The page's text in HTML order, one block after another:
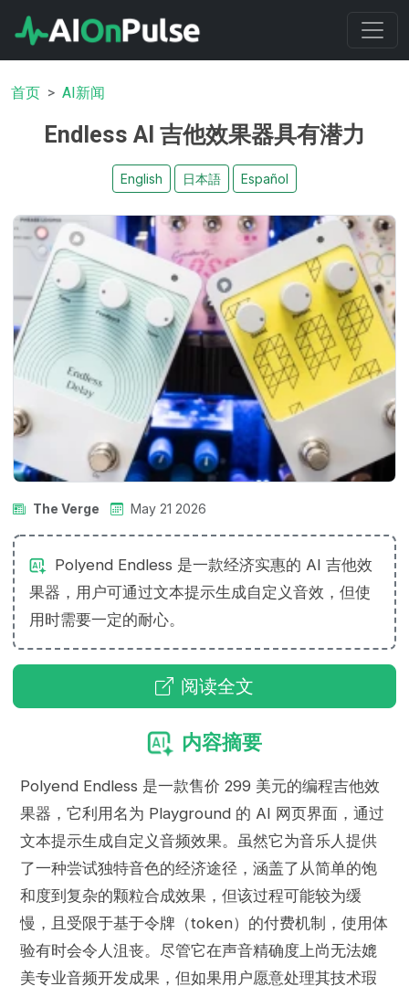
首页 AI新闻
Endless AI 吉他效果器具有潜力
English 日本語 Español
The Verge May 21 2026
Polyend Endless 是一款经济实惠的 AI 吉他效
果器，用户可通过文本提示生成自定义音效，但使
用时需要一定的耐心。
阅读全文
内容摘要
Polyend Endless 是一款售价 299 美元的编程吉他效
果器，它利用名为 Playground 的 AI 网页界面，通过
文本提示生成自定义音频效果。虽然它为音乐人提供
了一种尝试独特音色的经济途径，涵盖了从简单的饱
和度到复杂的颗粒合成效果，但该过程可能较为缓
慢，且受限于基于令牌（token）的付费机制，使用体
验有时会令人沮丧。尽管它在声音精确度上尚无法媲
美专业音频开发成果，但如果用户愿意处理其技术瑕